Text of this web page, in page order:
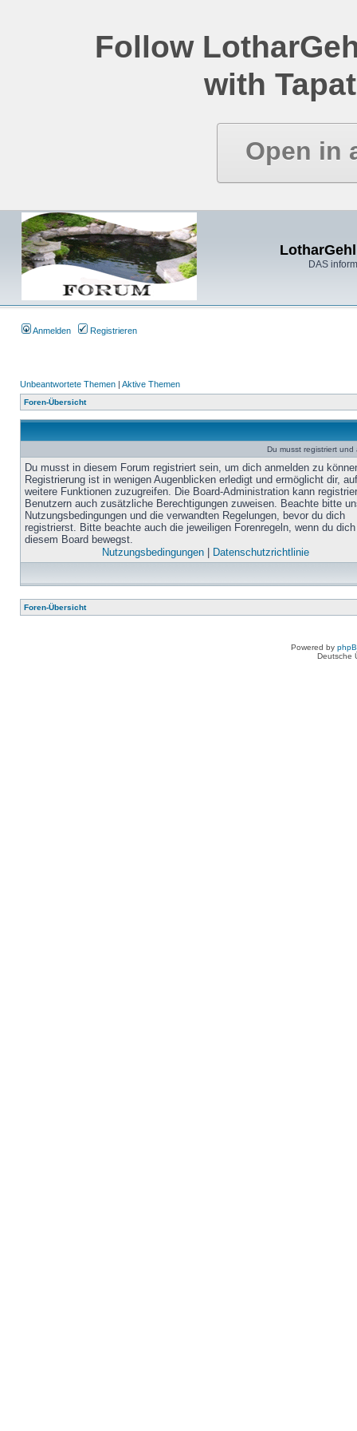
Follow
with
Open in
DAS
Anmelden Registrieren
Unbeantwortete Themen | Aktive Themen
Foren-Übersicht
Du musst registriert
Du musst in diesem Forum registriert sein, um dich anmelden zu
Registrierung ist in wenigen Augenblicken erledigt und ermöglicht dir, auf
weitere Funktionen zuzugreifen. Die Board-Administration kann
Benutzern auch zusätzliche Berechtigungen zuweisen. Beachte bitte
Nutzungsbedingungen und die verwandten Regelungen, bevor du dich
registrierst. Bitte beachte auch die jeweiligen Forenregeln, wenn du
diesem Board bewegst.
Nutzungsbedingungen| Datenschutzrichtlinie
Foren-Übersicht
Powered by
Deutsche